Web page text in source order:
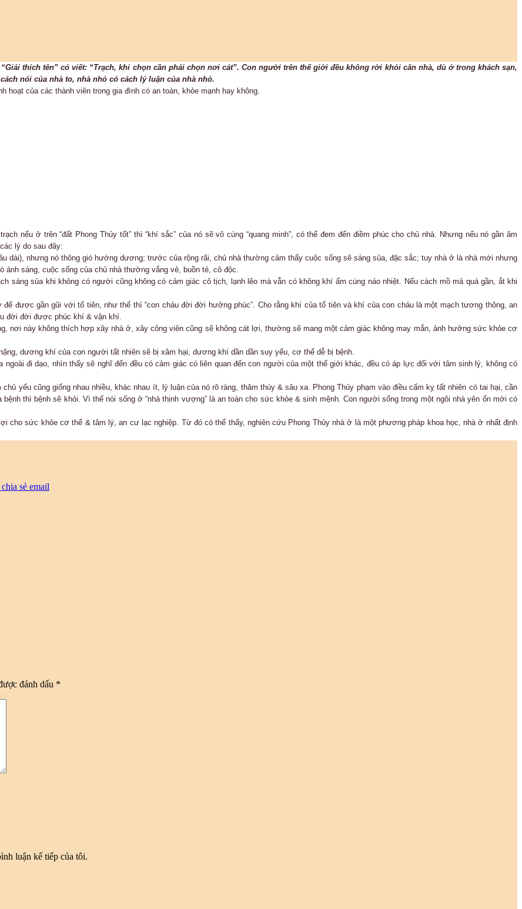
thích tên” có viết: “Trạch, khi chọn cần phải chọn nơi cát”. Con người trên thế giới đều không rời khỏi căn nhà, dù ở trong khách sạn,
nói của nhà to, nhà nhỏ có cách lý luận của nhà nhỏ.
của các thành viên trong gia đình có an toàn, khỏe mạnh hay không.
nếu ở trên “đất Phong Thủy tốt” thì “khí sắc” của nó sẽ vô cùng “quang minh”, có thể đem đến điềm phúc cho chủ nhà. Nhưng nếu nó gần âm
lý do sau đây:
dài), nhưng nó thông gió hướng dương; trước của rộng rãi, chủ nhà thường cảm thấy cuộc sống sẽ sáng sủa, đặc sắc; tuy nhà ở là nhà mới nhưng
sáng, cuộc sống của chủ nhà thường vắng vẻ, buồn tẻ, cô độc.
sáng sủa khi không có người cũng không có cảm giác cô tịch, lạnh lẽo mà vẫn có không khí ấm cúng náo nhiệt. Nếu cách mồ mả quá gần, ắt khi
được gần gũi với tổ tiên, như thế thì “con cháu đời đời hưởng phúc”. Cho rằng khí của tổ tiên và khí của con cháu là một mạch tương thông, an
đời đời được phúc khí & vận khí.
nơi này không thích hợp xây nhà ở, xây công viên cũng sẽ không cát lợi, thường sẽ mang một cảm giác không may mắn, ảnh hưởng sức khỏe cơ
dương khí của con người tất nhiên sẽ bị xâm hại, dương khí dần dần suy yếu, cơ thể dễ bị bệnh.
ngoài đi dạo, nhìn thấy sẽ nghĩ đến đều có cảm giác có liên quan đến con người của một thế giới khác, đều có áp lực đối với tâm sinh lý, không có
yếu cũng giống nhau nhiều, khác nhau ít, lý luận của nó rõ ràng, thâm thúy & sâu xa. Phong Thủy phạm vào điều cấm kỵ tất nhiên có tai hại, cần
thì bệnh sẽ khỏi. Vì thế nói sống ở “nhà thịnh vượng” là an toàn cho sức khỏe & sinh mệnh. Con người sống trong một ngôi nhà yên ổn mới có
cho sức khỏe cơ thể & tâm lý, an cư lạc nghiệp. Từ đó có thể thấy, nghiên cứu Phong Thủy nhà ở là một phương pháp khoa học, nhà ở nhất định
chia sẻ email
đánh dấu *
luận kế tiếp của tôi.